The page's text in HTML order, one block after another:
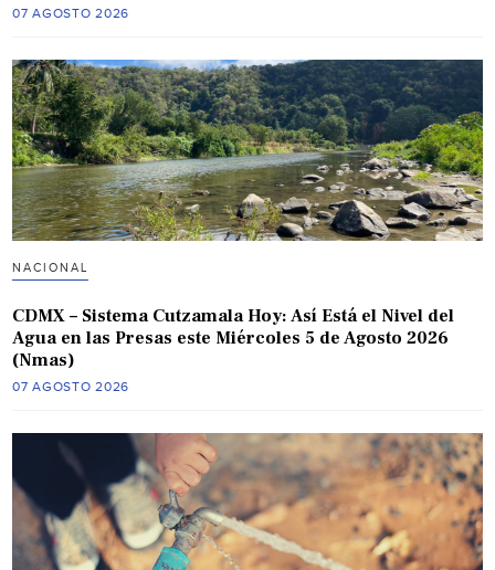
07 AGOSTO 2026
NACIONAL
CDMX – Sistema Cutzamala Hoy: Así Está el Nivel del
Agua en las Presas este Miércoles 5 de Agosto 2026
(Nmas)
07 AGOSTO 2026